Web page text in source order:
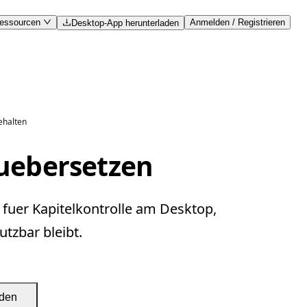
Desktop-App herunterladen Anmelden / Registrieren
Kapitelkontrolle am Desktop,
bleibt.